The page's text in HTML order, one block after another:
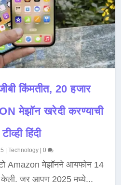
किंमतीत, 20 हजार
मेझॉन खरेदी करण्याची
हिंदी
|Technology |0
Amazon मेझॉनने आयफोन 14
केली. जर आपण 2025 मध्ये...